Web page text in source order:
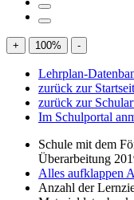
+ 100% -
Lehrplan-
zurück zur
zurück zur
Im Schulportal
Schule mit dem
Überarbeitung
Alles aufklappen
Anzahl der